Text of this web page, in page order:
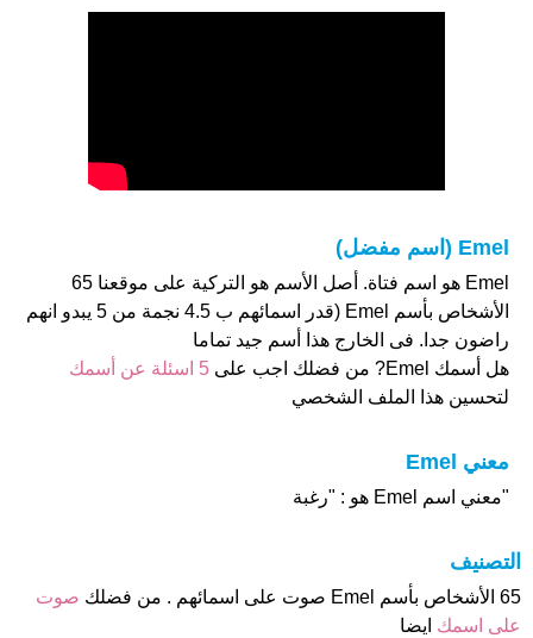
Emel (اسم مفضل)
Emel هو اسم فتاة. أصل الأسم هو التركية على موقعنا 65
الأشخاص بأسم Emel (قدر اسمائهم ب 4.5 نجمة من 5 يبدو انهم
راضون جدا. فى الخارج هذا أسم جيد تماما
هل أسمك Emel? من فضلك اجب على
5 اسئلة عن أسمك
لتحسين هذا الملف الشخصي
معني Emel
"معني اسم Emel هو : "رغبة
التصنيف
65 الأشخاص بأسم Emel صوت على اسمائهم . من فضلك
صوت
على اسمك ايضا